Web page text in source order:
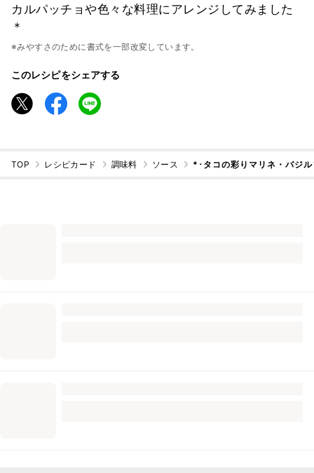
カルパッチョや色々な料理にアレンジしてみました
＊
※みやすさのために書式を一部改変しています。
このレシピをシェアする
TOP レシピカード 調味料 ソース *･タコの彩りマリネ・バジ